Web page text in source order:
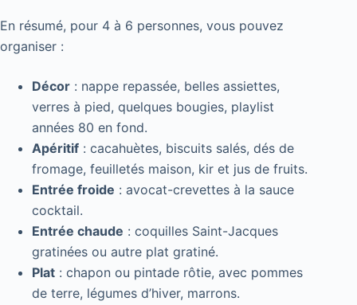
En résumé, pour 4 à 6 personnes, vous pouvez
organiser :
Décor : nappe repassée, belles assiettes,
verres à pied, quelques bougies, playlist
années 80 en fond.
Apéritif : cacahuètes, biscuits salés, dés de
fromage, feuilletés maison, kir et jus de fruits.
Entrée froide : avocat-crevettes à la sauce
cocktail.
Entrée chaude : coquilles Saint-Jacques
gratinées ou autre plat gratiné.
Plat : chapon ou pintade rôtie, avec pommes
de terre, légumes d’hiver, marrons.